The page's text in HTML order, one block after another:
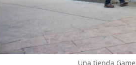
Una tienda